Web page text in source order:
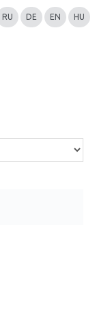
RU DE EN HU